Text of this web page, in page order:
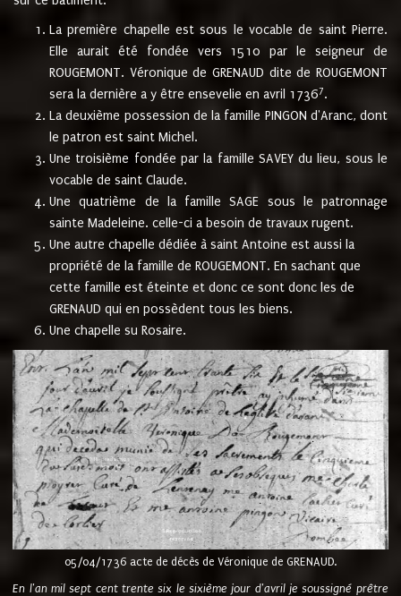
La première chapelle est sous le vocable de saint Pierre.
Elle aurait été fondée vers 1510 par le seigneur de
ROUGEMONT. Véronique de GRENAUD dite de ROUGEMONT
sera la dernière a y être ensevelie en avril 17367.
La deuxième possession de la famille PINGON d'Aranc, dont
le patron est saint Michel.
Une troisième fondée par la famille SAVEY du lieu, sous le
vocable de saint Claude.
Une quatrième de la famille SAGE sous le patronnage
sainte Madeleine. celle-ci a besoin de travaux rugent.
Une autre chapelle dédiée à saint Antoine est aussi la
propriété de la famille de ROUGEMONT. En sachant que
cette famille est éteinte et donc ce sont donc les de
GRENAUD qui en possèdent tous les biens.
Une chapelle su Rosaire.
05/04/1736 acte de décès de Véronique de GRENAUD.
En l'an mil sept cent trente six le sixième jour d'avril je soussigné prêtre